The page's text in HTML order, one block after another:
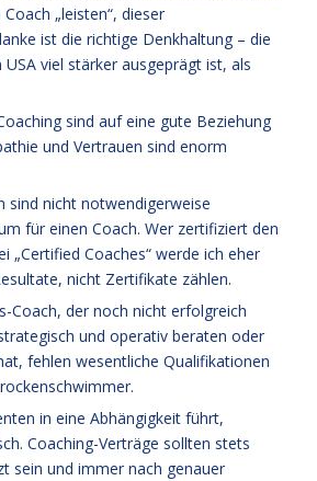
„leisten“, dieser
ist die richtige Denkhaltung – die
USA viel stärker ausgeprägt ist, als
sind auf eine gute Beziehung
und Vertrauen sind enorm
sind nicht notwendigerweise
für einen Coach. Wer zertifiziert den
„Certified Coaches“ werde ich eher
nicht Zertifikate zählen.
Coach, der noch nicht erfolgreich
und operativ beraten oder
fehlen wesentliche Qualifikationen
in eine Abhängigkeit führt,
Coaching-Verträge sollten stets
sein und immer nach genauer